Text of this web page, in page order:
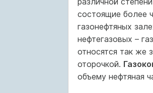
состоящие более
газонефтяных
нефтегазовых –
относятся так же
оторочкой.
объему нефтяная